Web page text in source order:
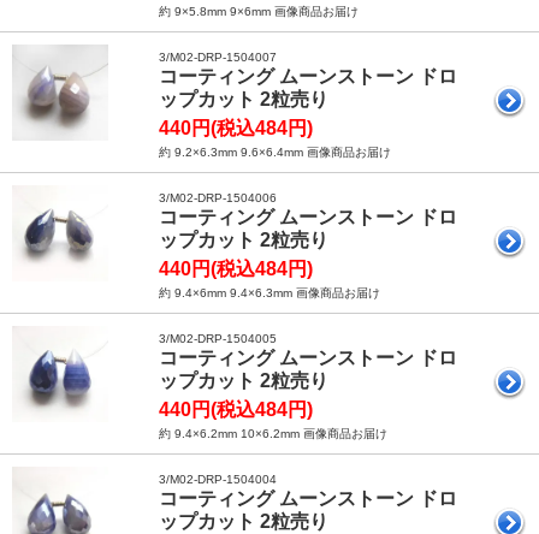
約 9×5.8mm 9×6mm 画像商品お届け
3/M02-DRP-1504007
コーティング ムーンストーン ドロ
ップカット 2粒売り
440円(税込484円)
約 9.2×6.3mm 9.6×6.4mm 画像商品お届け
3/M02-DRP-1504006
コーティング ムーンストーン ドロ
ップカット 2粒売り
440円(税込484円)
約 9.4×6mm 9.4×6.3mm 画像商品お届け
3/M02-DRP-1504005
コーティング ムーンストーン ドロ
ップカット 2粒売り
440円(税込484円)
約 9.4×6.2mm 10×6.2mm 画像商品お届け
3/M02-DRP-1504004
コーティング ムーンストーン ドロ
ップカット 2粒売り